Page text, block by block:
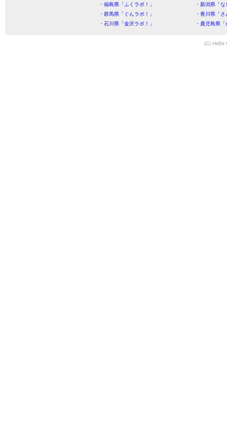
・福島県「ふくラボ！」
・新潟県「
・群馬県「ぐんラボ！」
・香川県「
・石川県「金沢ラボ！」
・鹿児島県
(C) HitBit